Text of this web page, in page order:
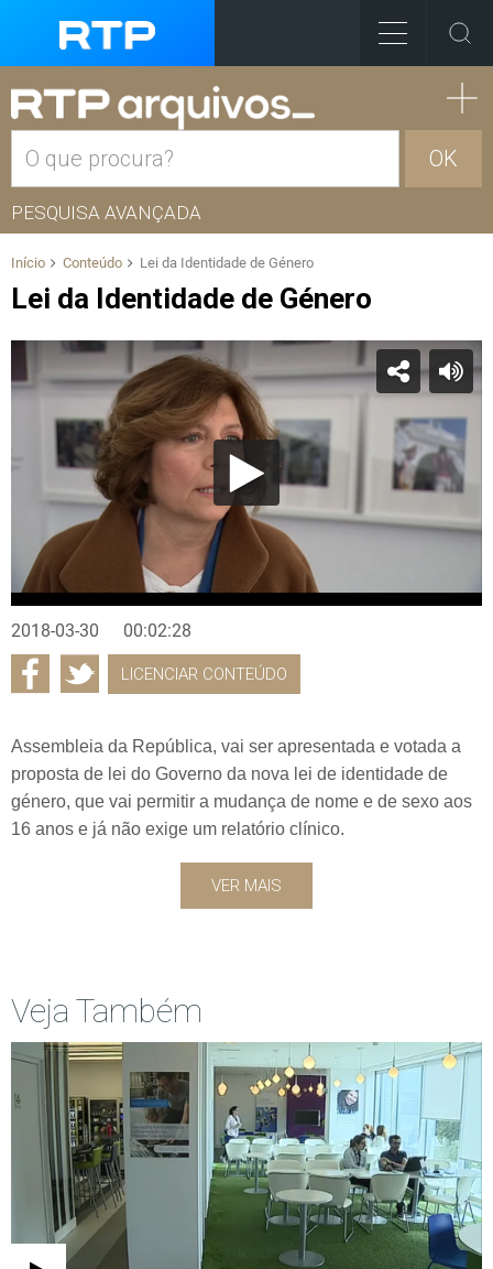
OK
PESQUISA AVANÇADA
Início Conteúdo Lei da Identidade de Género
Lei da Identidade de Género
2018-03-30 00:02:28
LICENCIAR CONTEÚDO
Assembleia da República, vai ser apresentada e votada a
proposta de lei do Governo da nova lei de identidade de
género, que vai permitir a mudança de nome e de sexo aos
16 anos e já não exige um relatório clínico.
VER MAIS
Veja Também